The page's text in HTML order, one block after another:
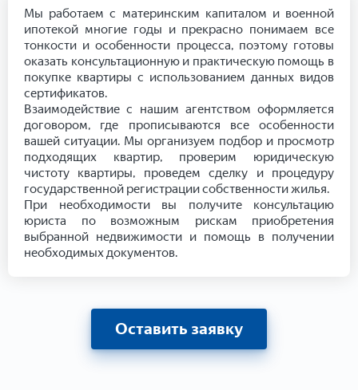
Мы работаем с материнским капиталом и военной
ипотекой многие годы и прекрасно понимаем все
тонкости и особенности процесса, поэтому готовы
оказать консультационную и практическую помощь в
покупке квартиры с использованием данных видов
сертификатов.
Взаимодействие с нашим агентством оформляется
договором, где прописываются все особенности
вашей ситуации. Мы организуем подбор и просмотр
подходящих квартир, проверим юридическую
чистоту квартиры, проведем сделку и процедуру
государственной регистрации собственности жилья.
При необходимости вы получите консультацию
юриста по возможным рискам приобретения
выбранной недвижимости и помощь в получении
необходимых документов.
Оставить заявку